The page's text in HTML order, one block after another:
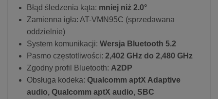
Błąd śledzenia kąta: mniej niż 2.0°
Zamienna igła: AT-VMN95C (sprzedawana
oddzielnie)
System komunikacji: Wersja Bluetooth 5.2
Pasmo częstotliwości: 2,402 GHz do 2,480 GHz
Zgodny profil Bluetooth: A2DP
Obsługa kodeka: Qualcomm aptX Adaptive
audio, Qualcomm aptX audio, SBC